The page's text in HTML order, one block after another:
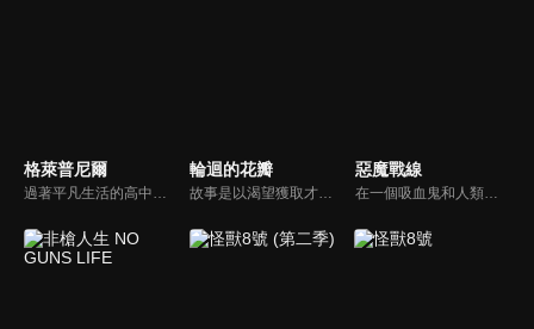
格萊普尼爾
過著平凡生活的高中男生・加賀谷修一，藏著一個秘密。那就是他擁有一種能變身成「狗狗布偶」的特殊能力。某一天，他利用這種能力，在火災現場救出了一個暈倒的少女。儘管沒有其他人看見，但是他的秘密卻被那名少女・青木紅愛發覺了。怪物的真實身份暴露之後，修一即將面對紅愛關於他身體秘密的盤問…
輪迴的花瓣
故事是以渴望獲取才能的高中生「扇寺東耶」為主角，描述他獲得了一把藉由藉開自己肉體獲得前世才能的「輪迴之枝」。在那個世界中，宮本武藏的劍術和數學家的超高速演算，與連續殺人犯的殺人技巧展開激戰。牛頓、愛因斯坦、畢卡索、南丁格爾…天才、異才、鬼才陸續登場，超人們的異能蹂躪日常生活就此展開。
惡魔戰線
在一個吸血鬼和人類共存的世界當中，純情的單身女研究生平彩紗所在的地區發生了連續吸血鬼殺人事件。冬天，彩紗的男同學邀請她一起出來玩，而這位男同學就是連續吸血鬼殺人事件的真兇。有着半人半吸血鬼血統的安齋結貴作為吸血鬼警察及時出現救了彩紗同時還拿到了彩紗的初吻，然而彩紗也喜歡上了他。